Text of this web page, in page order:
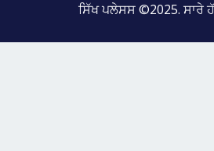
ਸਿੱਖ ਪਲੇਸਸ ©2025. ਸਾਰੇ